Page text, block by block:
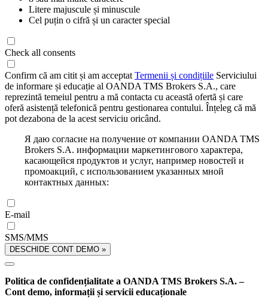
Litere majuscule și minuscule
Cel puțin o cifră și un caracter special
Check all consents
Confirm că am citit și am acceptat Termenii și condițiile Serviciului
de informare și educație al OANDA TMS Brokers S.A., care
reprezintă temeiul pentru a mă contacta cu această ofertă și care
oferă asistență telefonică pentru gestionarea contului. Înțeleg că mă
pot dezabona de la acest serviciu oricând.
Я даю согласие на получение от компании OANDA TMS
Brokers S.A. информации маркетингового характера,
касающейся продуктов и услуг, например новостей и
промоакций, с использованием указанных мной
контактных данных:
E-mail
SMS/MMS
DESCHIDE CONT DEMO »
Politica de confidențialitate a OANDA TMS Brokers S.A. –
Cont demo, informații și servicii educaționale